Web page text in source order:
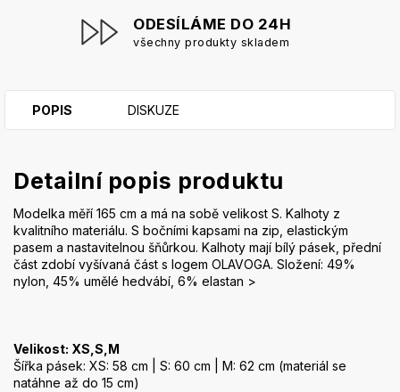
ODESÍLÁME DO 24H
všechny produkty skladem
POPIS DISKUZE
Detailní popis produktu
Modelka měří 165 cm a má na sobě velikost S. Kalhoty z
kvalitního materiálu. S bočními kapsami na zip, elastickým
pasem a nastavitelnou šňůrkou. Kalhoty mají bílý pásek, přední
část zdobí vyšívaná část s logem OLAVOGA. Složení: 49%
nylon, 45% umělé hedvábí, 6% elastan >
Velikost: XS,S,M
Šířka pásek: XS: 58 cm | S: 60 cm | M: 62 cm (materiál se
natáhne až do 15 cm)